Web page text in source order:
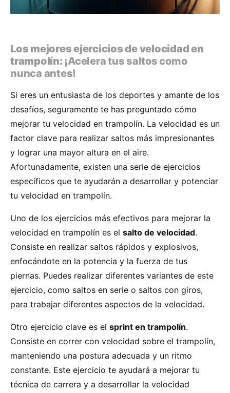
Los mejores ejercicios de velocidad en
trampolín: ¡Acelera tus saltos como
nunca antes!
Si eres un entusiasta de los deportes y amante de los
desafíos, seguramente te has preguntado cómo
mejorar tu velocidad en trampolín. La velocidad es un
factor clave para realizar saltos más impresionantes
y lograr una mayor altura en el aire.
Afortunadamente, existen una serie de ejercicios
específicos que te ayudarán a desarrollar y potenciar
tu velocidad en trampolín.
Uno de los ejercicios más efectivos para mejorar la
velocidad en trampolín es el salto de velocidad.
Consiste en realizar saltos rápidos y explosivos,
enfocándote en la potencia y la fuerza de tus
piernas. Puedes realizar diferentes variantes de este
ejercicio, como saltos en serie o saltos con giros,
para trabajar diferentes aspectos de la velocidad.
Otro ejercicio clave es el sprint en trampolín.
Consiste en correr con velocidad sobre el trampolín,
manteniendo una postura adecuada y un ritmo
constante. Este ejercicio te ayudará a mejorar tu
técnica de carrera y a desarrollar la velocidad